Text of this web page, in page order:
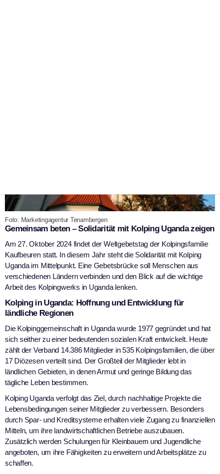
Foto: Marketingagentur Tenambergen
Gemeinsam beten – Solidarität mit Kolping Uganda zeigen
Am 27. Oktober 2024 findet der Weltgebetstag der Kolpingsfamilie
Kaufbeuren statt. In diesem Jahr steht die Solidarität mit Kolping
Uganda im Mittelpunkt. Eine Gebetsbrücke soll Menschen aus
verschiedenen Ländern verbinden und den Blick auf die wichtige
Arbeit des Kolpingwerks in Uganda lenken.
Kolping in Uganda: Hoffnung und Entwicklung für
ländliche Regionen
Die Kolpinggemeinschaft in Uganda wurde 1977 gegründet und hat
sich seither zu einer bedeutenden sozialen Kraft entwickelt. Heute
zählt der Verband 14.386 Mitglieder in 535 Kolpingsfamilien, die über
17 Diözesen verteilt sind. Der Großteil der Mitglieder lebt in
ländlichen Gebieten, in denen Armut und geringe Bildung das
tägliche Leben bestimmen.
Kolping Uganda verfolgt das Ziel, durch nachhaltige Projekte die
Lebensbedingungen seiner Mitglieder zu verbessern. Besonders
durch Spar- und Kreditsysteme erhalten viele Zugang zu finanziellen
Mitteln, um ihre landwirtschaftlichen Betriebe auszubauen.
Zusätzlich werden Schulungen für Kleinbauern und Jugendliche
angeboten, um ihre Fähigkeiten zu erweitern und Arbeitsplätze zu
schaffen.